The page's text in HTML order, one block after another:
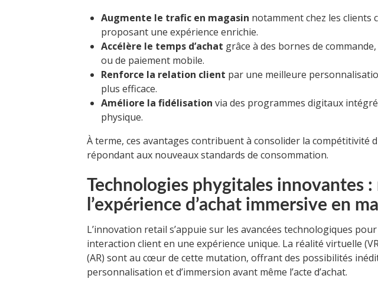
Augmente le trafic en magasin notamment chez les clients
proposant une expérience enrichie.
Accélère le temps d’achat grâce à des bornes de
ou de paiement mobile.
Renforce la relation client par une meilleure
plus efficace.
Améliore la fidélisation via des programmes digitaux
physique.
À terme, ces avantages contribuent à consolider la compétitivité
répondant aux nouveaux standards de consommation.
Technologies phygitales innovantes :
l’expérience d’achat immersive en
L’innovation retail s’appuie sur les avancées technologiques
interaction client en une expérience unique. La réalité virtuelle
(AR) sont au cœur de cette mutation, offrant des possibilités
personnalisation et d’immersion avant même l’acte d’achat.